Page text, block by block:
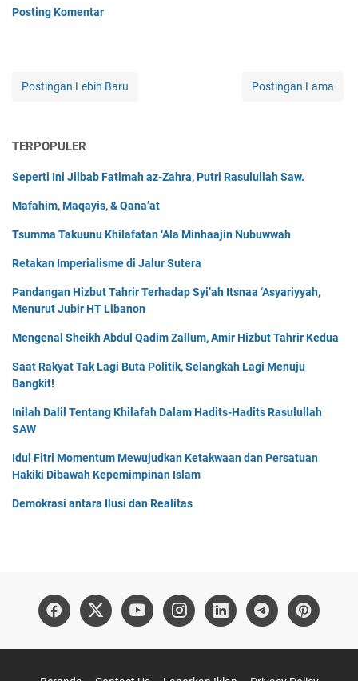
Posting Komentar
Postingan Lebih Baru Postingan Lama
TERPOPULER
Seperti Ini Jilbab Fatimah az-Zahra, Putri Rasulullah Saw.
Mafahim, Maqayis, & Qana’at
Tsumma Takuunu Khilafatan ‘Ala Minhaajin Nubuwwah
Retakan Imperialisme di Jalur Sutera
Pandangan Hizbut Tahrir Terhadap Syi’ah Itsnaa ‘Asyariyyah,
Menurut Jubir HT Libanon
Mengenal Sheikh Abdul Qadim Zallum, Amir Hizbut Tahrir Kedua
Saat Rakyat Tak Lagi Buta Politik, Selangkah Lagi Menuju
Bangkit!
Inilah Dalil Tentang Khilafah Dalam Hadits-Hadits Rasulullah
SAW
Idul Fitri Momentum Mewujudkan Ketakwaan dan Persatuan
Hakiki Dibawah Kepemimpinan Islam
Demokrasi antara Ilusi dan Realitas